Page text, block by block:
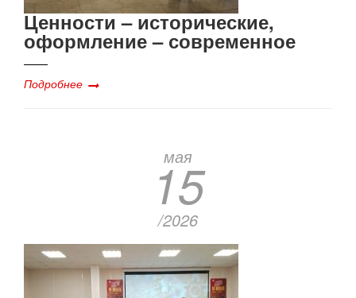
Ценности – исторические,
оформление – современное
Подробнее
мая
15
/2026